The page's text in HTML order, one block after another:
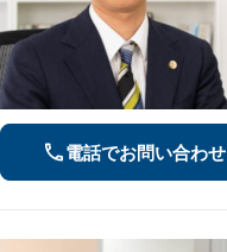
電話でお問い合わせ